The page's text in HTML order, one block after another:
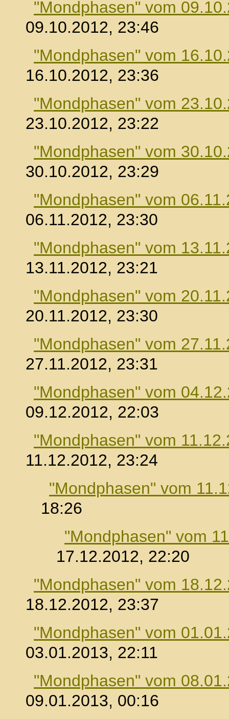
"Mondphasen" vom
09.10.2012, 23:46
"Mondphasen" vom
16.10.2012, 23:36
"Mondphasen" vom
23.10.2012, 23:22
"Mondphasen" vom
30.10.2012, 23:29
"Mondphasen" vom
06.11.2012, 23:30
"Mondphasen" vom
13.11.2012, 23:21
"Mondphasen" vom
20.11.2012, 23:30
"Mondphasen" vom
27.11.2012, 23:31
"Mondphasen" vom
09.12.2012, 22:03
"Mondphasen" vom
11.12.2012, 23:24
"Mondphasen" vom
18:26
"Mondphasen" vom
17.12.2012, 22:20
"Mondphasen" vom
18.12.2012, 23:37
"Mondphasen" vom
03.01.2013, 22:11
"Mondphasen" vom
09.01.2013, 00:16